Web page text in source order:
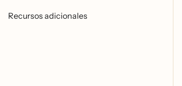
Recursos adicionales